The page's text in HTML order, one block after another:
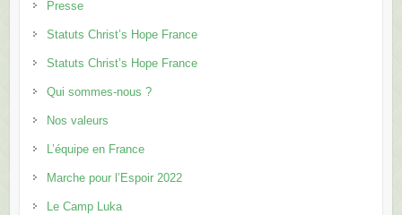
Presse
Statuts Christ’s Hope France
Statuts Christ’s Hope France
Qui sommes-nous ?
Nos valeurs
L’équipe en France
Marche pour l’Espoir 2022
Le Camp Luka